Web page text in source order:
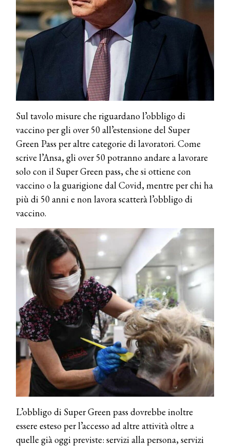
Sul tavolo misure che riguardano l’obbligo di
vaccino per gli over 50 all’estensione del Super
Green Pass per altre categorie di lavoratori. Come
scrive l’Ansa, gli over 50 potranno andare a lavorare
solo con il Super Green pass, che si ottiene con
vaccino o la guarigione dal Covid, mentre per chi ha
più di 50 anni e non lavora scatterà l’obbligo di
vaccino.
L’obbligo di Super Green pass dovrebbe inoltre
essere esteso per l’accesso ad altre attività oltre a
quelle già oggi previste: servizi alla persona, servizi